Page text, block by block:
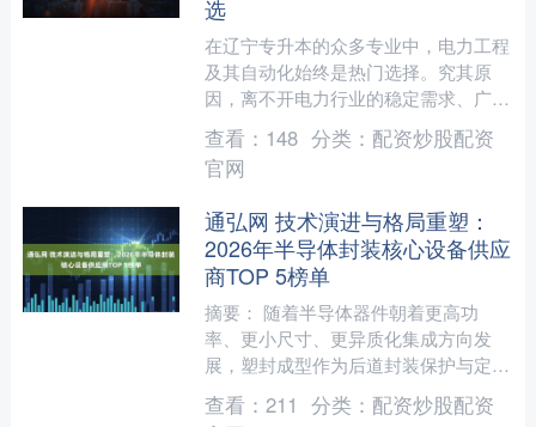
选
在辽宁专升本的众多专业中，电力工程
及其自动化始终是热门选择。究其原
因，离不开电力行业的稳定需求、广阔
的就业前景以及可观的薪资待遇。今
天，飞扬专升本就结合最新行业....
查看： 148 分类： 配资炒股配资
官网
通弘网 技术演进与格局重塑：
2026年半导体封装核心设备供应
商TOP 5榜单
摘要： 随着半导体器件朝着更高功
率、更小尺寸、更异质化集成方向发
展，塑封成型作为后道封装保护与定型
的核心工序，其工艺复杂度与精度要求
空前提高。传统压机已难以满足....
查看： 211 分类： 配资炒股配资